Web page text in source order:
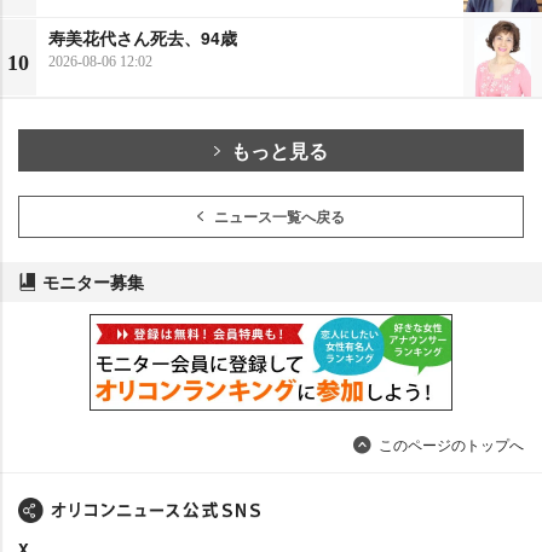
10
寿美花代さん死去、94歳
2026-08-06 12:02
もっと見る
ニュース一覧へ戻る
モニター募集
このページのトップへ